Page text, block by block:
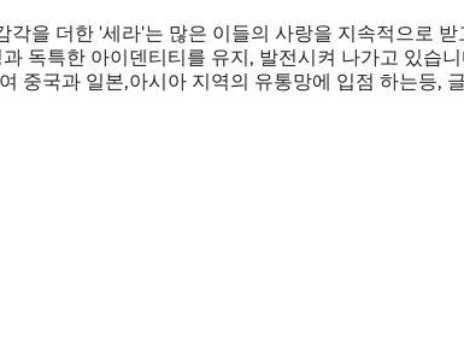
을 더한 '세라'는 많은 이들의 사랑을 지속적으로 받
독특한 아이덴티티를 유지, 발전시켜 나가고 있습
중국과 일본,아시아 지역의 유통망에 입점 하는등,